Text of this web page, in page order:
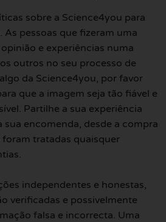
sobre a Science4you para
As pessoas que fizeram uma
e experiências numa
outros no seu processo de
da Science4you, por favor
que a imagem seja tão fiável e
Partilhe a sua experiência
encomenda, desde a compra
tratadas quaisquer
independentes e honestas,
verificadas e possivelmente
falsa e incorrecta. Uma